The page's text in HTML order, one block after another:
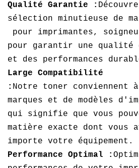
Qualité Garantie :
sélection minutieuse de
pour imprimantes,
pour garantir une qualité
et des performances
Large Compatibilité
: Notre toner conviennent
marques et de modèles
qui signifie que vous
matière exacte dont vous
importe votre équipement.
Performance Optimal :